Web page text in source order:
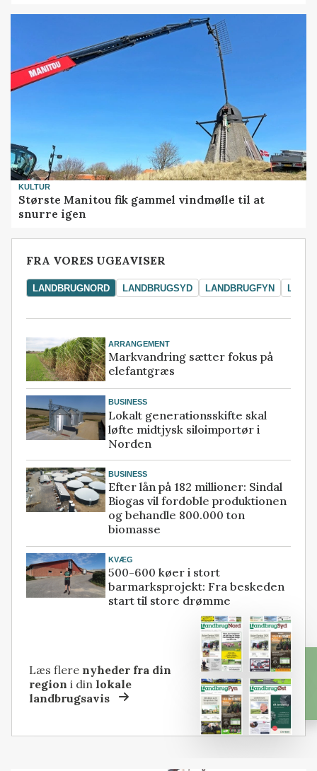
KULTUR
Største Manitou fik gammel vindmølle til at
snurre igen
FRA VORES UGEAVISER
LANDBRUGNORD LANDBRUGSYD LANDBRUGFYN
ARRANGEMENT
Markvandring sætter fokus på
elefantgræs
BUSINESS
Lokalt generationsskifte skal
løfte midtjysk siloimportør i
Norden
BUSINESS
Efter lån på 182 millioner: Sindal
Biogas vil fordoble produktionen
og behandle 800.000 ton
biomasse
KVÆG
500-600 køer i stort
barmarksprojekt: Fra beskeden
start til store drømme
Læs flere nyheder fra din
region i dinlokale
landbrugsavis